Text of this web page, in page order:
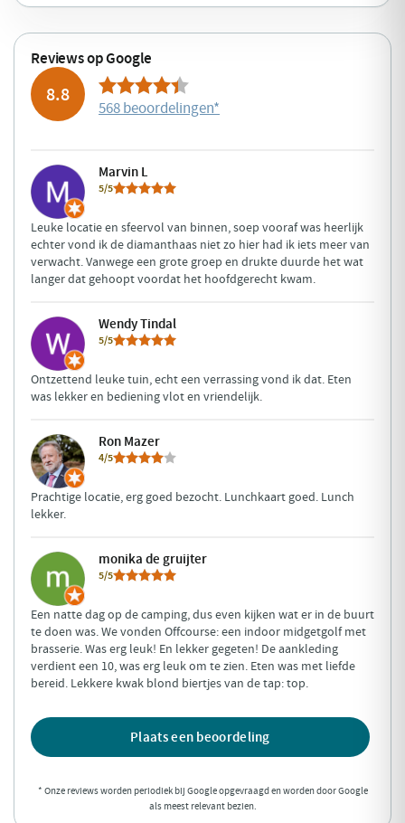
Reviews op Google
8.8
568 beoordelingen*
Marvin L
5/5
Leuke locatie en sfeervol van binnen, soep vooraf was heerlijk
echter vond ik de diamanthaas niet zo hier had ik iets meer van
verwacht. Vanwege een grote groep en drukte duurde het wat
langer dat gehoopt voordat het hoofdgerecht kwam.
Wendy Tindal
5/5
Ontzettend leuke tuin, echt een verrassing vond ik dat. Eten
was lekker en bediening vlot en vriendelijk.
Ron Mazer
4/5
Prachtige locatie, erg goed bezocht. Lunchkaart goed. Lunch
lekker.
monika de gruijter
5/5
Een natte dag op de camping, dus even kijken wat er in de buurt
te doen was. We vonden Offcourse: een indoor midgetgolf met
brasserie. Was erg leuk! En lekker gegeten! De aankleding
verdient een 10, was erg leuk om te zien. Eten was met liefde
bereid. Lekkere kwak blond biertjes van de tap: top.
Plaats een beoordeling
* Onze reviews worden periodiek bij Google opgevraagd en worden door Google
als meest relevant bezien.